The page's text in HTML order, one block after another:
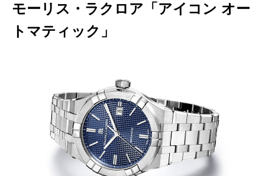
モーリス・ラクロア「アイコン オー
トマティック」